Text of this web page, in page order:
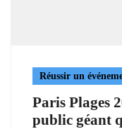
Réussir un
Paris Plages
public géant